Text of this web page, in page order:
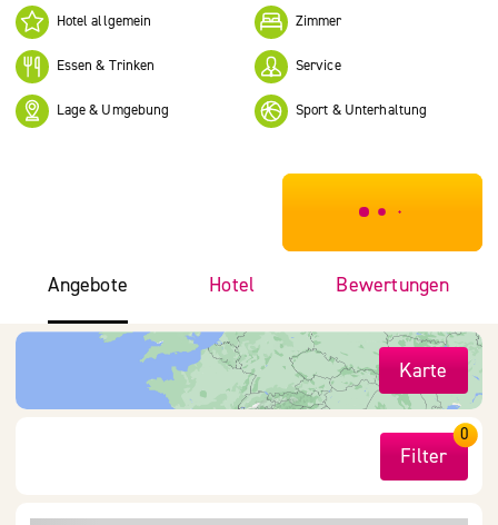
Hotel allgemein Zimmer
Essen & Trinken Service
Lage & Umgebung Sport & Unterhaltung
***************
Angebote Hotel Bewertungen
Karte
Filter
0